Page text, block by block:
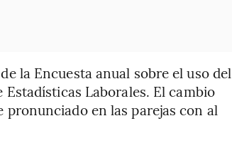
la Encuesta anual sobre el uso del
Laborales. El cambio
en las parejas con al